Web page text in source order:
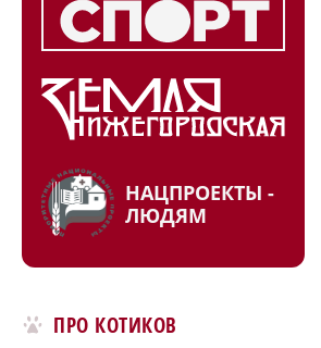
НАЦПРОЕКТЫ -
ЛЮДЯМ
ПРО КОТИКОВ